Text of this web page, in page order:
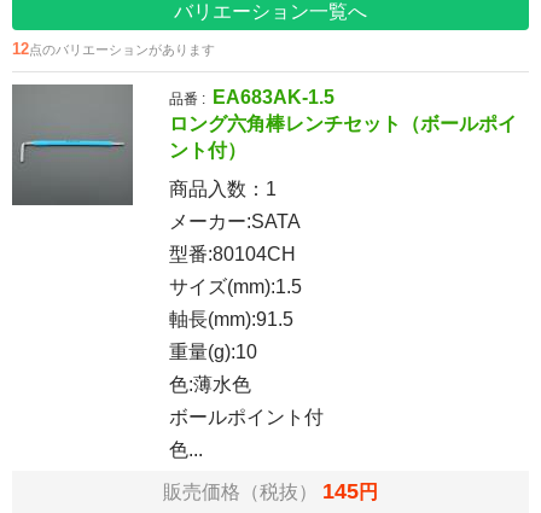
バリエーション一覧へ
12点のバリエーションがあります
品番 :
EA683AK-1.5
ロング六角棒レンチセット（ボールポイ
ント付）
商品入数： 1
メーカー:SATA
型番:80104CH
サイズ(mm):1.5
軸長(mm):91.5
重量(g):10
色:薄水色
ボールポイント付
色...
販売価格（税抜） 145円